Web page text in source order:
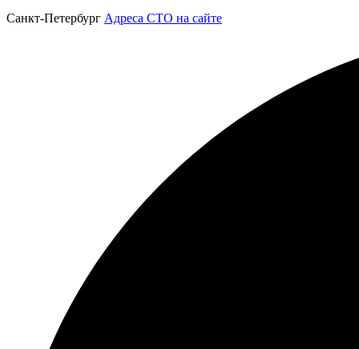
Санкт-Петербург Адреса СТО на сайте